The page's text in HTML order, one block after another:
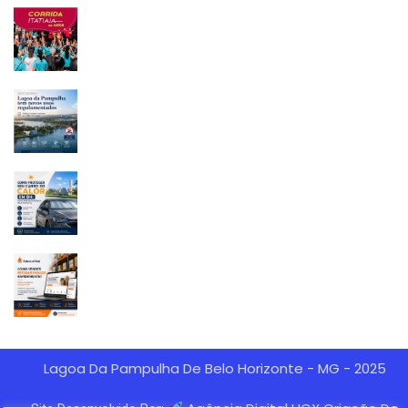
Lagoa Da Pampulha De Belo Horizonte - MG - 2025